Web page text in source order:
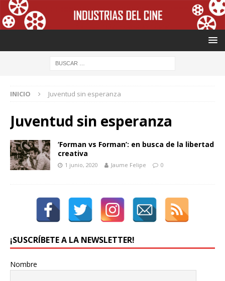
INICIO Juventud sin esperanza
Juventud sin esperanza
‘Forman vs Forman’: en busca de la libertad
creativa
1 junio, 2020 Jaume Felipe 0
¡SUSCRÍBETE A LA NEWSLETTER!
Nombre